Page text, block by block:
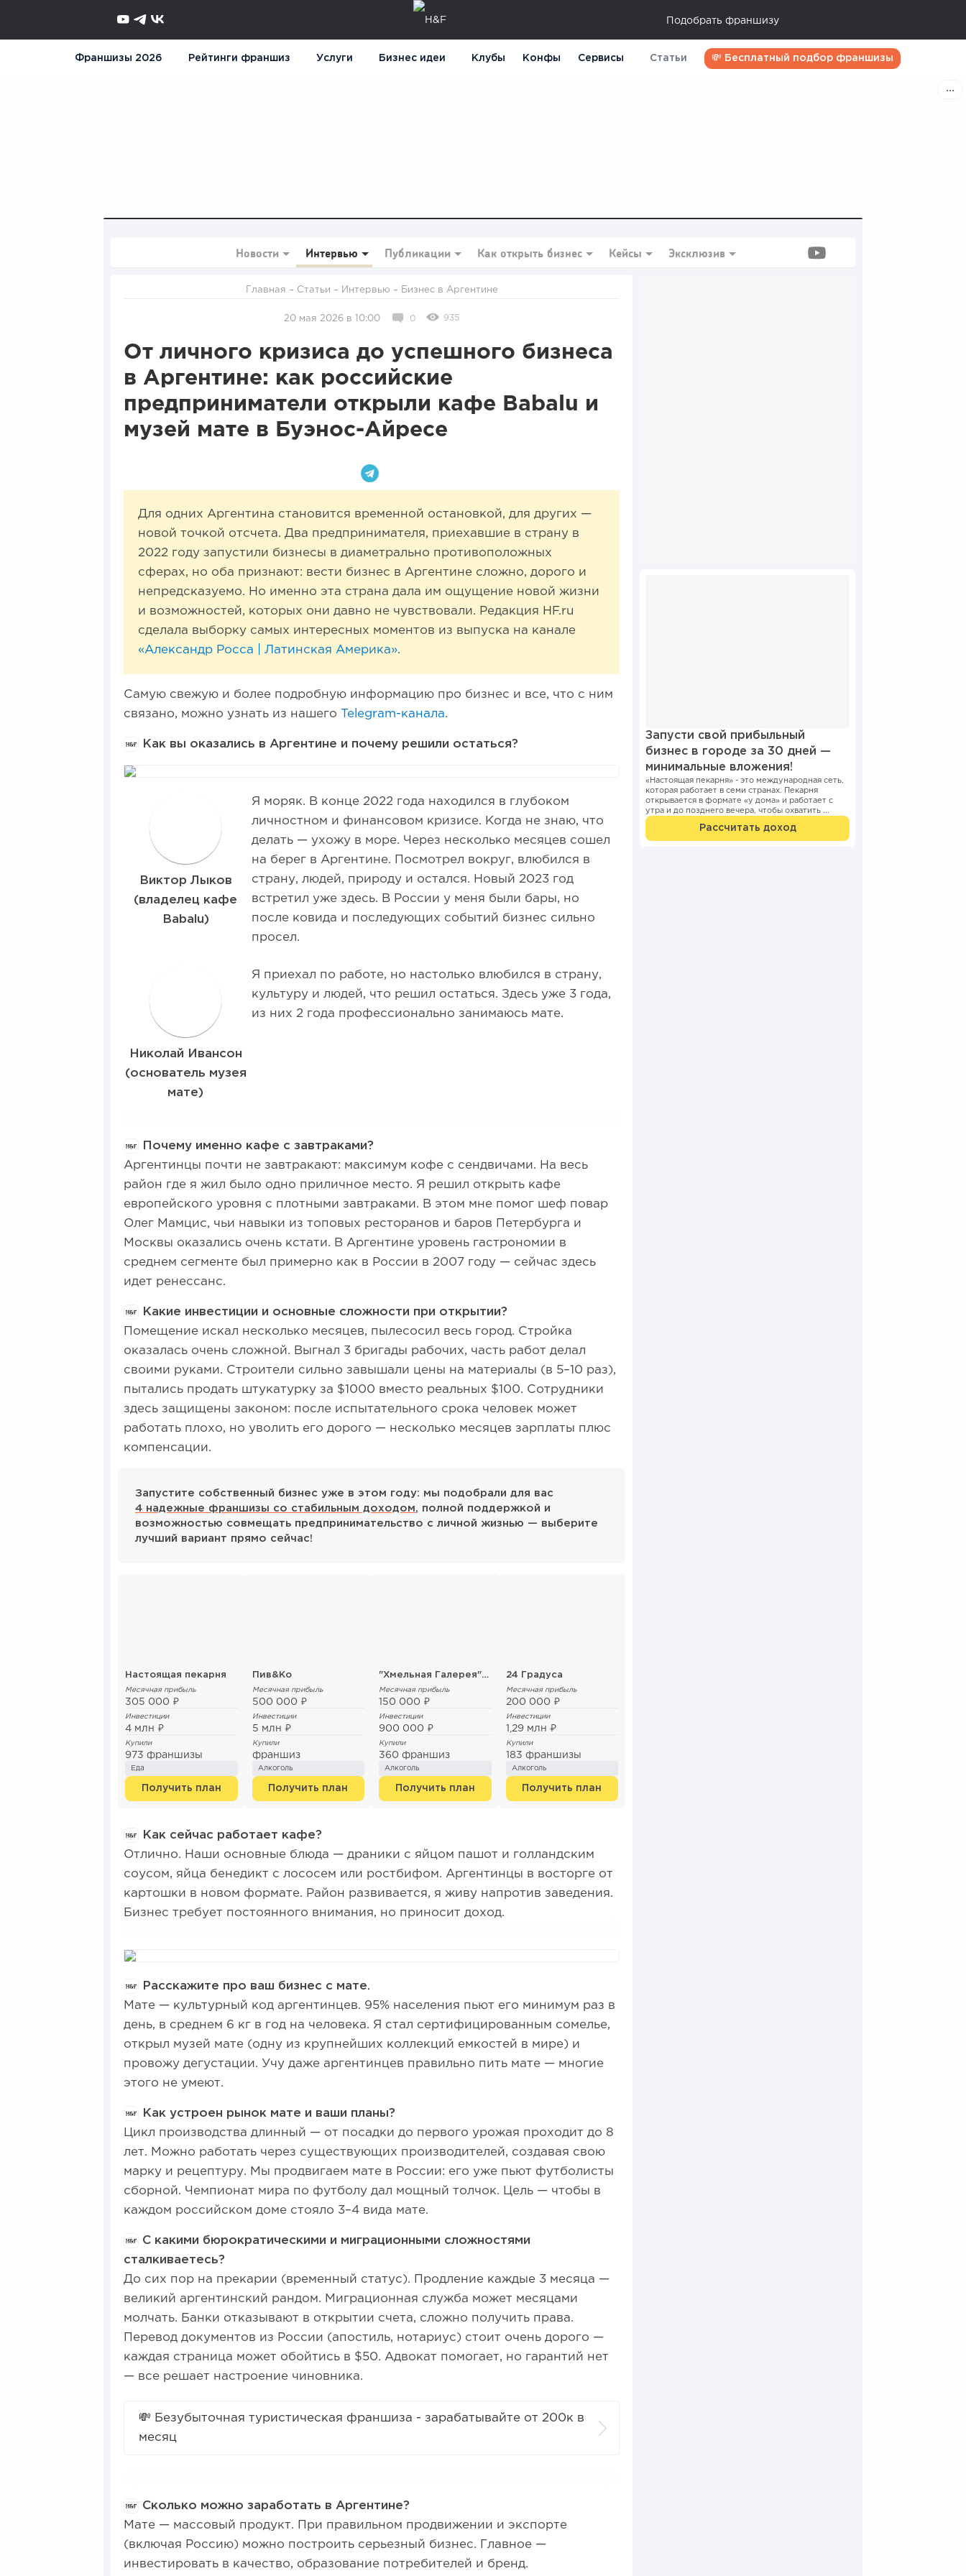
Подобрать франшизу
Франшизы 2026 Рейтинги франшиз Услуги Бизнес идеи Клубы Конфы Сервисы Статьи 💸 Бесплатный подбор франшизы
Новости Интервью Публикации Как открыть бизнес Кейсы Эксклюзив
Главная – Статьи – Интервью – Бизнес в Аргентине
20 мая 2026 в 10:00 0 935
От личного кризиса до успешного бизнеса
в Аргентине: как российские
предприниматели открыли кафе Babalu и
музей мате в Буэнос-Айресе
Для одних Аргентина становится временной остановкой, для других —
новой точкой отсчета. Два предпринимателя, приехавшие в страну в
2022 году запустили бизнесы в диаметрально противоположных
сферах, но оба признают: вести бизнес в Аргентине сложно, дорого и
непредсказуемо. Но именно эта страна дала им ощущение новой жизни
и возможностей, которых они давно не чувствовали. Редакция HF.ru
сделала выборку самых интересных моментов из выпуска на канале
«Александр Росса | Латинская Америка».
Самую свежую и более подробную информацию про бизнес и все, что с ним
связано, можно узнать из нашего
Telegram-канала.
Как вы оказались в Аргентине и почему решили остаться?
Виктор Лыков
(владелец кафе
Babalu)
Я моряк. В конце 2022 года находился в глубоком
личностном и финансовом кризисе. Когда не знаю, что
делать — ухожу в море. Через несколько месяцев сошел
на берег в Аргентине. Посмотрел вокруг, влюбился в
страну, людей, природу и остался. Новый 2023 год
встретил уже здесь. В России у меня были бары, но
после ковида и последующих событий бизнес сильно
просел.
Николай Ивансон
(основатель музея
мате)
Я приехал по работе, но настолько влюбился в страну,
культуру и людей, что решил остаться. Здесь уже 3 года,
из них 2 года профессионально занимаюсь мате.
Почему именно кафе с завтраками?
Аргентинцы почти не завтракают: максимум кофе с сендвичами. На весь
район где я жил было одно приличное место. Я решил открыть кафе
европейского уровня с плотными завтраками. В этом мне помог шеф повар
Олег Мамцис, чьи навыки из топовых ресторанов и баров Петербурга и
Москвы оказались очень кстати. В Аргентине уровень гастрономии в
среднем сегменте был примерно как в России в 2007 году — сейчас здесь
идет ренессанс.
Какие инвестиции и основные сложности при открытии?
Помещение искал несколько месяцев, пылесосил весь город. Стройка
оказалась очень сложной. Выгнал 3 бригады рабочих, часть работ делал
своими руками. Строители сильно завышали цены на материалы (в 5–10 раз),
пытались продать штукатурку за $1000 вместо реальных $100. Сотрудники
здесь защищены законом: после испытательного срока человек может
работать плохо, но уволить его дорого — несколько месяцев зарплаты плюс
компенсации.
Запустите собственный бизнес уже в этом году: мы подобрали для вас
4 надежные франшизы со стабильным доходом, полной поддержкой и
возможностью совмещать предпринимательство с личной жизнью — выберите
лучший вариант прямо сейчас!
Настоящая пекарня
Месячная прибыль
305 000 ₽
Инвестиции
4 млн ₽
Купили
973 франшизы
Еда
Получить план
Пив&Ко
Месячная прибыль
500 000 ₽
Инвестиции
5 млн ₽
Купили
франшиз
Алкоголь
Получить план
"Хмельная Галерея" от ПК Канцлеръ
Месячная прибыль
150 000 ₽
Инвестиции
900 000 ₽
Купили
360 франшиз
Алкоголь
Получить план
24 Градуса
Месячная прибыль
200 000 ₽
Инвестиции
1,29 млн ₽
Купили
183 франшизы
Алкоголь
Получить план
Как сейчас работает кафе?
Отлично. Наши основные блюда — драники с яйцом пашот и голландским
соусом, яйца бенедикт с лососем или ростбифом. Аргентинцы в восторге от
картошки в новом формате. Район развивается, я живу напротив заведения.
Бизнес требует постоянного внимания, но приносит доход.
Расскажите про ваш бизнес с мате.
Мате — культурный код аргентинцев. 95% населения пьют его минимум раз в
день, в среднем 6 кг в год на человека. Я стал сертифицированным сомелье,
открыл музей мате (одну из крупнейших коллекций емкостей в мире) и
провожу дегустации. Учу даже аргентинцев правильно пить мате — многие
этого не умеют.
Как устроен рынок мате и ваши планы?
Цикл производства длинный — от посадки до первого урожая проходит до 8
лет. Можно работать через существующих производителей, создавая свою
марку и рецептуру. Мы продвигаем мате в России: его уже пьют футболисты
сборной. Чемпионат мира по футболу дал мощный толчок. Цель — чтобы в
каждом российском доме стояло 3–4 вида мате.
С какими бюрократическими и миграционными сложностями
сталкиваетесь?
До сих пор на прекарии (временный статус). Продление каждые 3 месяца —
великий аргентинский рандом. Миграционная служба может месяцами
молчать. Банки отказывают в открытии счета, сложно получить права.
Перевод документов из России (апостиль, нотариус) стоит очень дорого —
каждая страница может обойтись в $50. Адвокат помогает, но гарантий нет
— все решает настроение чиновника.
💸 Безубыточная туристическая франшиза - зарабатывайте от 200к в
месяц
Сколько можно заработать в Аргентине?
Мате — массовый продукт. При правильном продвижении и экспорте
(включая Россию) можно построить серьезный бизнес. Главное —
инвестировать в качество, образование потребителей и бренд.
Запусти свой прибыльный
бизнес в городе за 30 дней —
минимальные вложения!
«Настоящая пекарня» - это международная сеть,
которая работает в семи странах. Пекарня
открывается в формате «у дома» и работает с
утра и до позднего вечера, чтобы охватить ...
Рассчитать доход